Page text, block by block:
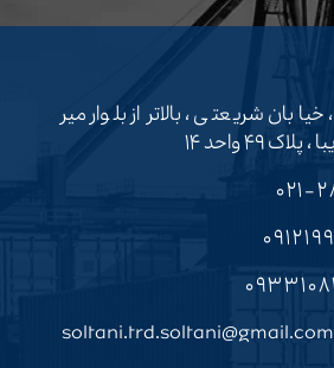
شریعتی ، بالاتر از بلوار میر
۴۹ واحد ۱۴